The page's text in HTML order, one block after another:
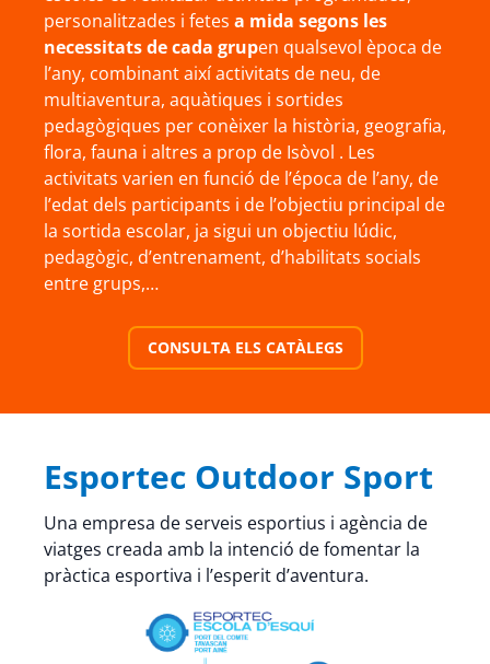
personalitzades i fetes a mida segons les
necessitats de cada grupen qualsevol època de
l’any, combinant així activitats de neu, de
multiaventura, aquàtiques i sortides
pedagògiques per conèixer la història, geografia,
flora, fauna i altres a prop de Isòvol . Les
activitats varien en funció de l’época de l’any, de
l’edat dels participants i de l’objectiu principal de
la sortida escolar, ja sigui un objectiu lúdic,
pedagògic, d’entrenament, d’habilitats socials
entre grups,…
CONSULTA ELS CATÀLEGS
Esportec Outdoor Sport
Una empresa de serveis esportius i agència de
viatges creada amb la intenció de fomentar la
pràctica esportiva i l’esperit d’aventura.